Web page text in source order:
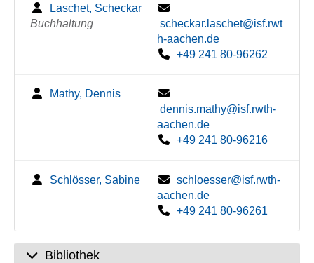
Laschet, Scheckar
Buchhaltung
scheckar.laschet@isf.rwt
h-aachen.de
+49 241 80-96262
Mathy, Dennis
dennis.mathy@isf.rwth-
aachen.de
+49 241 80-96216
Schlösser, Sabine
schloesser@isf.rwth-
aachen.de
+49 241 80-96261
Bibliothek